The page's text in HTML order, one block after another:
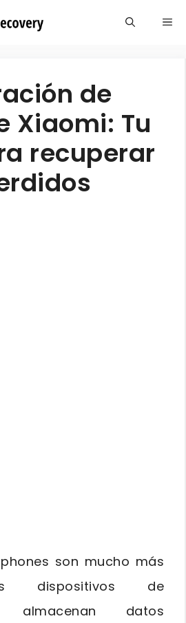
de
Xiaomi: Tu
recuperar
son mucho más
dispositivos de
almacenan datos